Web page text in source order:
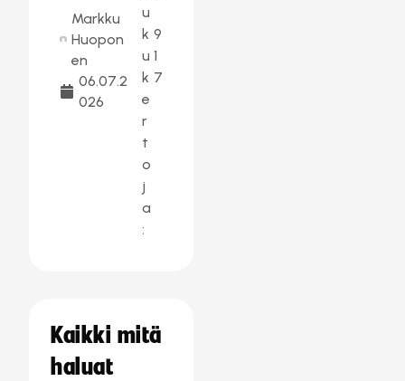
Markku
Huopon
en
06.07.2
026
u
k
u
k
e
r
t
o
j
a
:
9
1
7
Kaikki mitä
haluat